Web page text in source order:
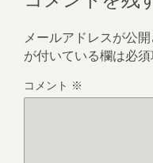
メールアドレスが公
が付いている欄は必
コメント ※